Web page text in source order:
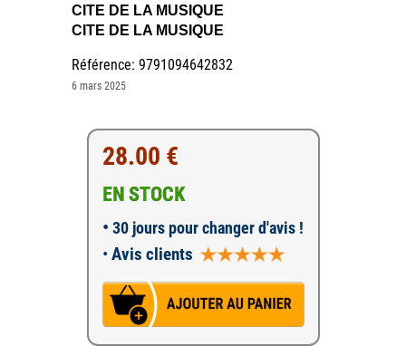
CITE DE LA MUSIQUE
CITE DE LA MUSIQUE
Référence: 9791094642832
6 mars 2025
28.00 €
EN STOCK
• 30 jours pour changer d'avis !
• Avis clients